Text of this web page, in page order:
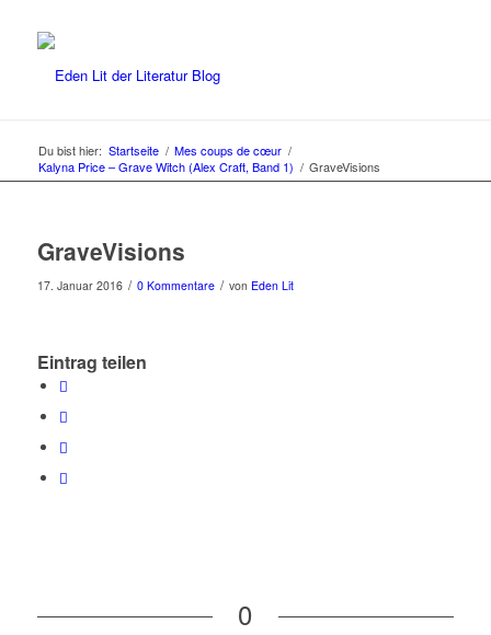
Du bist hier: Startseite / Mes coups de cœur /
Kalyna Price – Grave Witch (Alex Craft, Band 1) / GraveVisions
GraveVisions
17. Januar 2016 / 0 Kommentare / von Eden Lit
Eintrag teilen
0